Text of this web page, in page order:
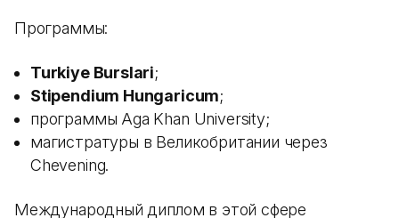
Программы:
Turkiye Burslari;
Stipendium Hungaricum;
программы Aga Khan University;
магистратуры в Великобритании через
Chevening.
Международный диплом в этой сфере